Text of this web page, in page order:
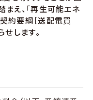
え、「再生可能エネ
約要綱［送配電買
します。